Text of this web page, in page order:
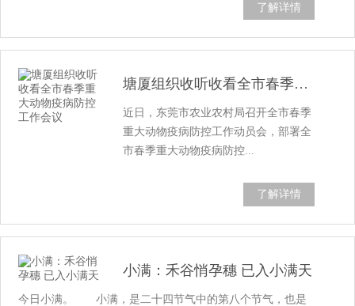
了解详情
塘厦组织收听收看全市春季重大动物疫病防控...
近日，东莞市农业农村局召开全市春季
重大动物疫病防控工作动员会，部署全
市春季重大动物疫病防控...
了解详情
小满：禾谷悄孕穗 已入小满天
今日小满。 小满，是二十四节气中的第八个节气，也是